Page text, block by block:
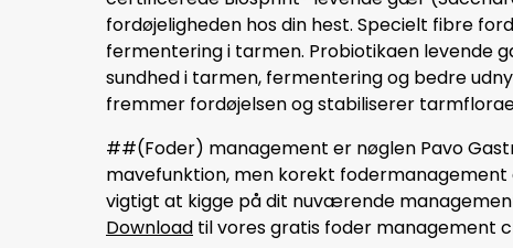
fordøjeligheden hos din hest. Specielt fibre
fermentering i tarmen. Probiotikaen levende
sundhed i tarmen, fermentering og bedre
fremmer fordøjelsen og stabiliserer
##(Foder) management er nøglen Pavo
mavefunktion, men korekt fodermanagement
vigtigt at kigge på dit nuværende
Download til vores gratis foder management